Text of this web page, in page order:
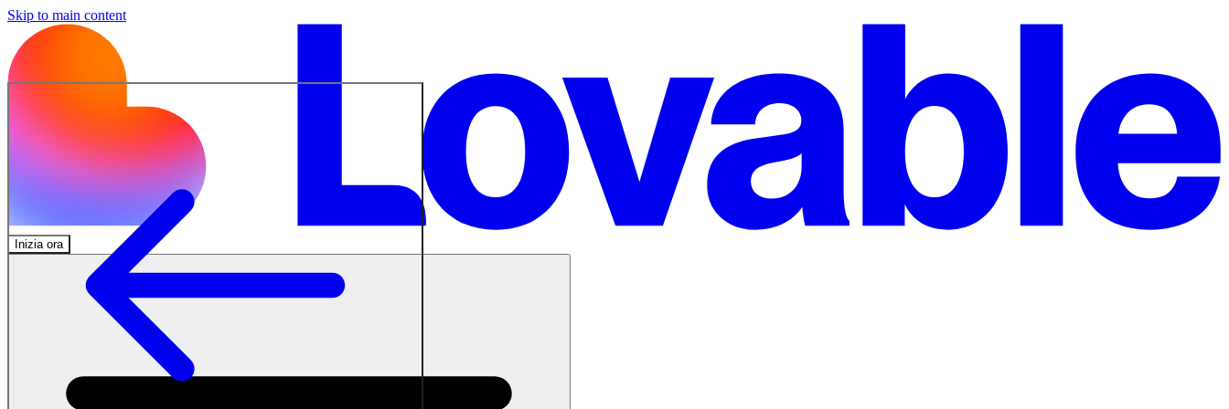
Skip to main content
Inizia ora